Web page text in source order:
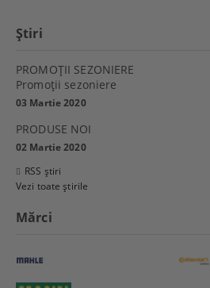
Ştiri
PROMOŢII SEZONIERE
Promoţii sezoniere
03 Martie 2020
PRODUSE NOI
02 Martie 2020
RSS știri
Vezi toate știrile
Mărci